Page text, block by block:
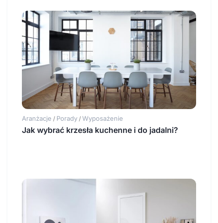
Aranżacje / Porady / Wyposażenie
Jak wybrać krzesła kuchenne i do jadalni?